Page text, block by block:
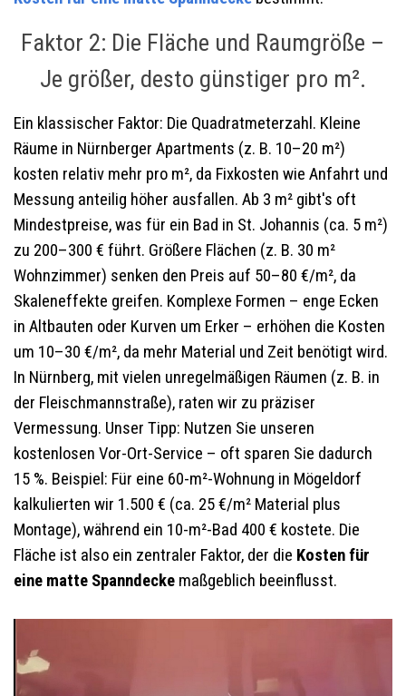
Faktor 2: Die Fläche und Raumgröße –
Je größer, desto günstiger pro m².
Ein klassischer Faktor: Die Quadratmeterzahl. Kleine
Räume in Nürnberger Apartments (z. B. 10–20 m²)
kosten relativ mehr pro m², da Fixkosten wie Anfahrt und
Messung anteilig höher ausfallen. Ab 3 m² gibt's oft
Mindestpreise, was für ein Bad in St. Johannis (ca. 5 m²)
zu 200–300 € führt. Größere Flächen (z. B. 30 m²
Wohnzimmer) senken den Preis auf 50–80 €/m², da
Skaleneffekte greifen. Komplexe Formen – enge Ecken
in Altbauten oder Kurven um Erker – erhöhen die Kosten
um 10–30 €/m², da mehr Material und Zeit benötigt wird.
In Nürnberg, mit vielen unregelmäßigen Räumen (z. B. in
der Fleischmannstraße), raten wir zu präziser
Vermessung. Unser Tipp: Nutzen Sie unseren
kostenlosen Vor-Ort-Service – oft sparen Sie dadurch
15 %. Beispiel: Für eine 60-m²-Wohnung in Mögeldorf
kalkulierten wir 1.500 € (ca. 25 €/m² Material plus
Montage), während ein 10-m²-Bad 400 € kostete. Die
Fläche ist also ein zentraler Faktor, der die Kosten für
eine matte Spanndecke maßgeblich beeinflusst.